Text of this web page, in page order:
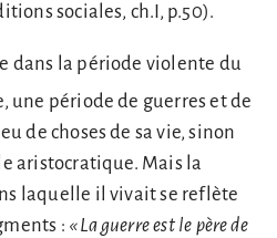
sociales, ch.I, p.50).
dans la période violente du
une période de guerres et de
de choses de sa vie, sinon
aristocratique. Mais la
laquelle il vivait se reflète
: « La guerre est le père de